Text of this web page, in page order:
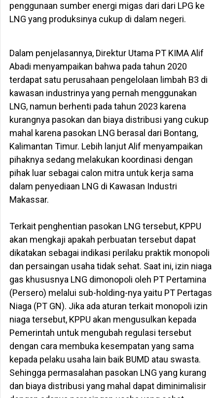
penggunaan sumber energi migas dari dari LPG ke
LNG yang produksinya cukup di dalam negeri.
Dalam penjelasannya, Direktur Utama PT KIMA Alif
Abadi menyampaikan bahwa pada tahun 2020
terdapat satu perusahaan pengelolaan limbah B3 di
kawasan industrinya yang pernah menggunakan
LNG, namun berhenti pada tahun 2023 karena
kurangnya pasokan dan biaya distribusi yang cukup
mahal karena pasokan LNG berasal dari Bontang,
Kalimantan Timur. Lebih lanjut Alif menyampaikan
pihaknya sedang melakukan koordinasi dengan
pihak luar sebagai calon mitra untuk kerja sama
dalam penyediaan LNG di Kawasan Industri
Makassar.
Terkait penghentian pasokan LNG tersebut, KPPU
akan mengkaji apakah perbuatan tersebut dapat
dikatakan sebagai indikasi perilaku praktik monopoli
dan persaingan usaha tidak sehat. Saat ini, izin niaga
gas khususnya LNG dimonopoli oleh PT Pertamina
(Persero) melalui sub-holding-nya yaitu PT Pertagas
Niaga (PT GN). Jika ada aturan terkait monopoli izin
niaga tersebut, KPPU akan mengusulkan kepada
Pemerintah untuk mengubah regulasi tersebut
dengan cara membuka kesempatan yang sama
kepada pelaku usaha lain baik BUMD atau swasta.
Sehingga permasalahan pasokan LNG yang kurang
dan biaya distribusi yang mahal dapat diminimalisir